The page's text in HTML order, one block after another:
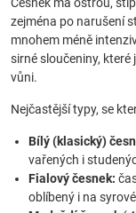
zejména po narušení
mnohem méně
sirné sloučeniny, které
vůni.
Nejčastější typy, se
Bílý (klasický)
vařených i
Fialový česnek:
oblíbený i na